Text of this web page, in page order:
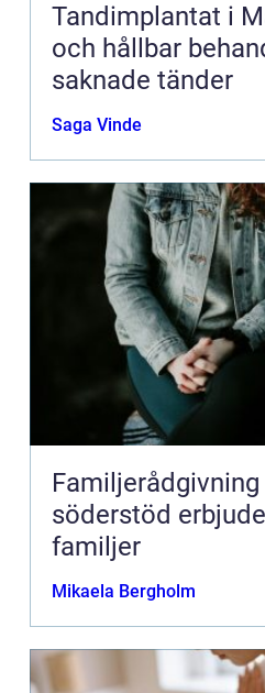
Tandimplantat i
och hållbar
saknade tänder
Saga Vinde
söderstöd
familjer
Mikaela Bergholm